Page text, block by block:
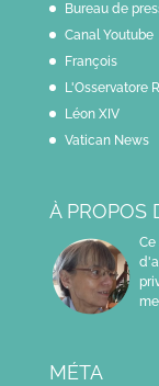
Bureau de
Canal Youtube
François
L'Osservatore
Léon XIV
Vatican News
À PROPOS
MÉTA